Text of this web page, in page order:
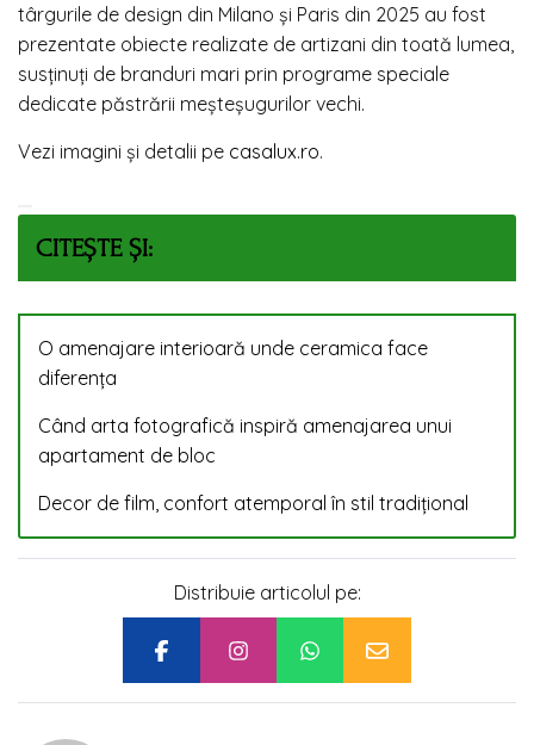
târgurile de design din Milano și Paris din 2025 au fost
prezentate obiecte realizate de artizani din toată lumea,
susținuți de branduri mari prin programe speciale
dedicate păstrării meșteșugurilor vechi.
Vezi imagini și detalii pe casalux.ro.
CITEȘTE ȘI:
O amenajare interioară unde ceramica face
diferența
Când arta fotografică inspiră amenajarea unui
apartament de bloc
Decor de film, confort atemporal în stil tradițional
Distribuie articolul pe: